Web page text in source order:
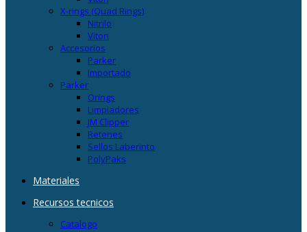
X-rings (Quad Rings)
Nitrilo
Viton
Accesorios
Parker
Importado
Parker
Orings
Limpiadores
JM Clipper
Retenes
Sellos Laberinto
PolyPaks
Materiales
Recursos tecnicos
Catalogo